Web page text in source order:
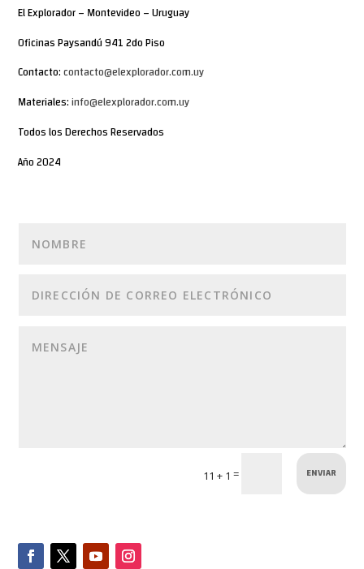
El Explorador – Montevideo – Uruguay
Oficinas Paysandú 941 2do Piso
Contacto:contacto@elexplorador.com.uy
Materiales:info@elexplorador.com.uy
Todos los Derechos Reservados
Año 2024
11 + 1 = ENVIAR